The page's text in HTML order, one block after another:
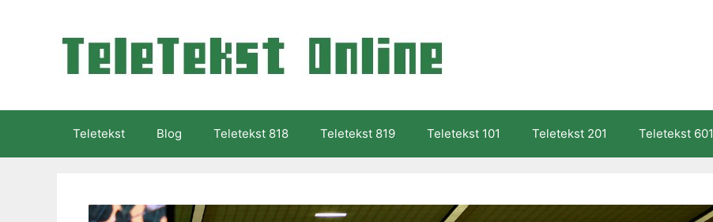
Teletekst Blog Teletekst 818 Teletekst 819 Teletekst 101 Teletekst 201 Teletekst 601